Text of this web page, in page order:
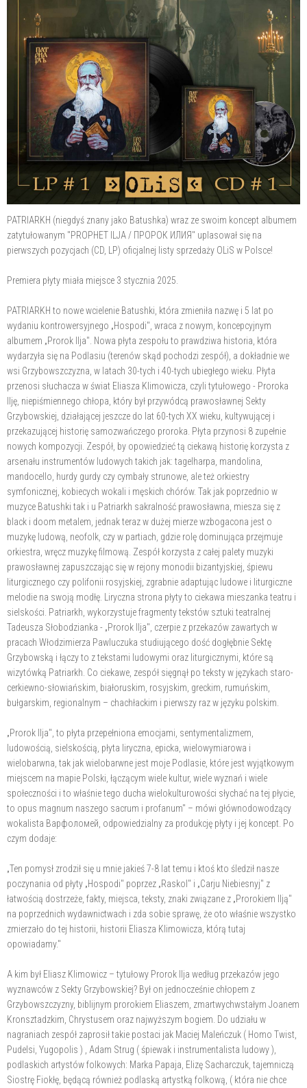
PATRIARKH (niegdyś znany jako Batushka) wraz ze swoim koncept albumem
zatytułowanym "PROPHET ILJA / ПРОРОК ИЛИЯ" uplasował się na
pierwszych pozycjach (CD, LP) oficjalnej listy sprzedaży OLiS w Polsce!
Premiera płyty miała miejsce 3 stycznia 2025.
PATRIARKH to nowe wcielenie Batushki, która zmieniła nazwę i 5 lat po
wydaniu kontrowersyjnego „Hospodi", wraca z nowym, koncepcyjnym
albumem „Prorok Ilja". Nowa płyta zespołu to prawdziwa historia, która
wydarzyła się na Podlasiu (terenów skąd pochodzi zespół), a dokładnie we
wsi Grzybowszczyzna, w latach 30-tych i 40-tych ubiegłego wieku. Płyta
przenosi słuchacza w świat Eliasza Klimowicza, czyli tytułowego - Proroka
Ilję, niepiśmiennego chłopa, który był przywódcą prawosławnej Sekty
Grzybowskiej, działającej jeszcze do lat 60-tych XX wieku, kultywującej i
przekazującej historię samozwańczego proroka. Płyta przynosi 8 zupełnie
nowych kompozycji. Zespół, by opowiedzieć tą ciekawą historię korzysta z
arsenału instrumentów ludowych takich jak: tagelharpa, mandolina,
mandocello, hurdy gurdy czy cymbały strunowe, ale też orkiestry
symfonicznej, kobiecych wokali i męskich chórów. Tak jak poprzednio w
muzyce Batushki tak i u Patriarkh sakralność prawosławna, miesza się z
black i doom metalem, jednak teraz w dużej mierze wzbogacona jest o
muzykę ludową, neofolk, czy w partiach, gdzie rolę dominująca przejmuje
orkiestra, wręcz muzykę filmową. Zespół korzysta z całej palety muzyki
prawosławnej zapuszczając się w rejony monodii bizantyjskiej, śpiewu
liturgicznego czy polifonii rosyjskiej, zgrabnie adaptując ludowe i liturgiczne
melodie na swoją modłę. Liryczna strona płyty to ciekawa mieszanka teatru i
sielskości. Patriarkh, wykorzystuje fragmenty tekstów sztuki teatralnej
Tadeusza Słobodzianka - „Prorok Ilja", czerpie z przekazów zawartych w
pracach Włodzimierza Pawluczuka studiującego dość dogłębnie Sektę
Grzybowską i łączy to z tekstami ludowymi oraz liturgicznymi, które są
wizytówką Patriarkh. Co ciekawe, zespół sięgnął po teksty w językach staro-
cerkiewno-słowiańskim, białoruskim, rosyjskim, greckim, rumuńskim,
bułgarskim, regionalnym – chachłackim i pierwszy raz w języku polskim.
„Prorok Ilja", to płyta przepełniona emocjami, sentymentalizmem,
ludowością, sielskością, płyta liryczna, epicka, wielowymiarowa i
wielobarwna, tak jak wielobarwne jest moje Podlasie, które jest wyjątkowym
miejscem na mapie Polski, łączącym wiele kultur, wiele wyznań i wiele
społeczności i to właśnie tego ducha wielokulturowości słychać na tej płycie,
to opus magnum naszego sacrum i profanum" – mówi głównodowodzący
wokalista Варфоломей, odpowiedzialny za produkcję płyty i jej koncept. Po
czym dodaje:
„Ten pomysł zrodził się u mnie jakieś 7-8 lat temu i ktoś kto śledził nasze
poczynania od płyty „Hospodi" poprzez „Raskol" i „Carju Niebiesnyj" z
łatwością dostrzeże, fakty, miejsca, teksty, znaki związane z „Prorokiem Ilją"
na poprzednich wydawnictwach i zda sobie sprawę, że oto właśnie wszystko
zmierzało do tej historii, historii Eliasza Klimowicza, którą tutaj
opowiadamy."
A kim był Eliasz Klimowicz – tytułowy Prorok Ilja według przekazów jego
wyznawców z Sekty Grzybowskiej? Był on jednocześnie chłopem z
Grzybowszczyzny, biblijnym prorokiem Eliaszem, zmartwychwstałym Joanem
Kronsztadzkim, Chrystusem oraz najwyższym bogiem. Do udziału w
nagraniach zespół zaprosił takie postaci jak Maciej Maleńczuk ( Homo Twist,
Pudelsi, Yugopolis ) , Adam Strug ( śpiewak i instrumentalista ludowy ),
podlaskich artystów folkowych: Marka Papaja, Elizę Sacharczuk, tajemniczą
Siostrę Fiokłę, będącą również podlaską artystką folkową, ( która nie chce